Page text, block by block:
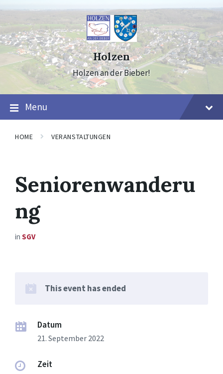
to
content
to
navigation
to
footer
Holzen
Holzen an der Bieber!
Menu
HOME VERANSTALTUNGEN
Seniorenwanderu
ng
in SGV
This event has ended
Datum
21. September 2022
Zeit